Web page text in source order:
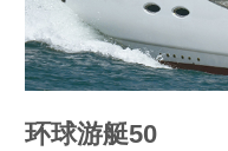
环球游艇50